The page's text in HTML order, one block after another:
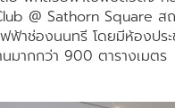
@ Sathorn Square
ฟ้าช่องนนทรี โดยมีห้องปร
มากกว่า 900 ตารางเมตร